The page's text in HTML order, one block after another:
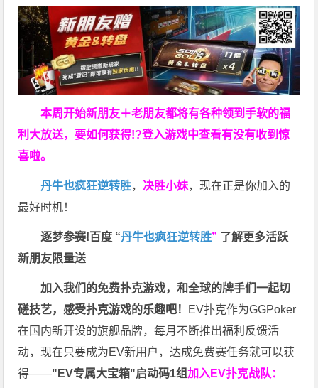
本周开始新朋友＋老朋友都将有各种领到手软的福
利大放送，要如何获得!?登入游戏中查看有没有收到惊
喜啦。
丹牛也疯狂逆转胜， 决胜小妹，现在正是你加入的
最好时机！
逐梦参赛!百度 “丹牛也疯狂逆转胜” 了解更多活跃
新朋友限量送
加入我们的免费扑克游戏，和全球的牌手们一起切
磋技艺，感受扑克游戏的乐趣吧！ EV扑克作为GGPoker
在国内新开设的旗舰品牌，每月不断推出福利反馈活
动，现在只要成为EV新用户，达成免费赛任务就可以获
得——"EV专属大宝箱"启动码1组加入EV扑克战队：